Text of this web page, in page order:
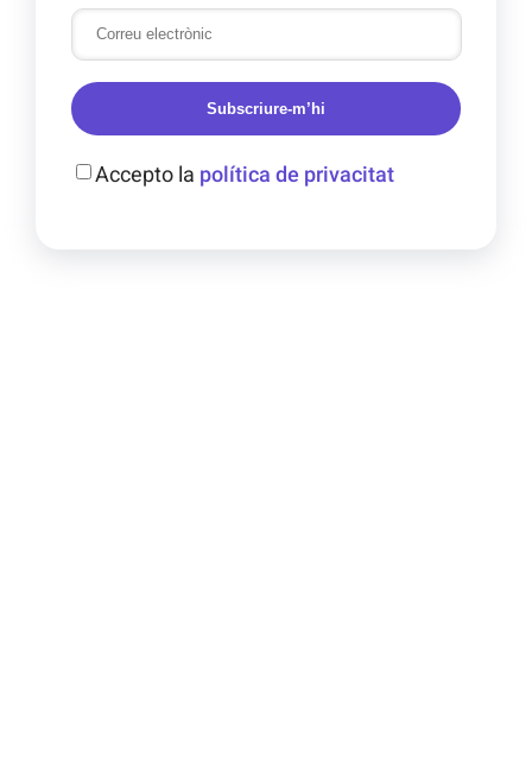
Subscriure-m’hi
Accepto la política de privacitat